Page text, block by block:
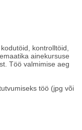
kontrolltöid,
ainekursuse
Töö valmimise aeg
töö (jpg või